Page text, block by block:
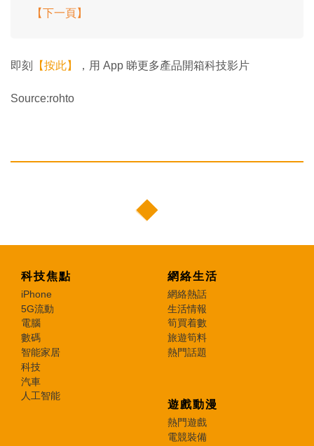
【下一頁】
即刻 【按此】 ，用 App 睇更多產品開箱科技影片
Source:rohto
科技焦點
iPhone
5G流動
電腦
數碼
智能家居
科技
汽車
人工智能
網絡生活
網絡熱話
生活情報
筍買着數
旅遊筍料
熱門話題
遊戲動漫
熱門遊戲
電競裝備